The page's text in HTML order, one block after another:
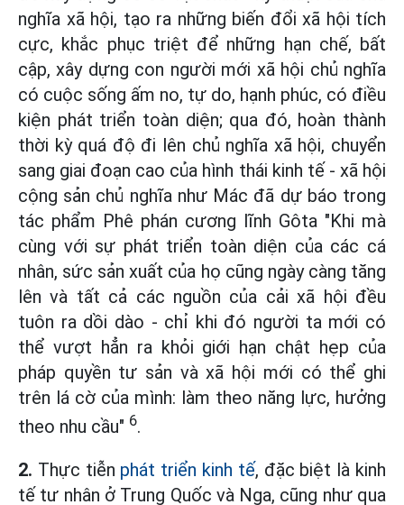
nghĩa xã hội, tạo ra những biến đổi xã hội tích
cực, khắc phục triệt để những hạn chế, bất
cập, xây dựng con người mới xã hội chủ nghĩa
có cuộc sống ấm no, tự do, hạnh phúc, có điều
kiện phát triển toàn diện; qua đó, hoàn thành
thời kỳ quá độ đi lên chủ nghĩa xã hội, chuyển
sang giai đoạn cao của hình thái kinh tế - xã hội
cộng sản chủ nghĩa như Mác đã dự báo trong
tác phẩm Phê phán cương lĩnh Gôta "Khi mà
cùng với sự phát triển toàn diện của các cá
nhân, sức sản xuất của họ cũng ngày càng tăng
lên và tất cả các nguồn của cải xã hội đều
tuôn ra dồi dào - chỉ khi đó người ta mới có
thể vượt hẳn ra khỏi giới hạn chật hẹp của
pháp quyền tư sản và xã hội mới có thể ghi
trên lá cờ của mình: làm theo năng lực, hưởng
theo nhu cầu" 6.
2. Thực tiễn phát triển kinh tế, đặc biệt là kinh
tế tư nhân ở Trung Quốc và Nga, cũng như qua